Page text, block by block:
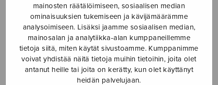
mainosten räätälöimiseen, sosiaalisen median
ominaisuuksien tukemiseen ja kävijämäärämme
analysoimiseen. Lisäksi jaamme sosiaalisen median,
mainosalan ja analytiikka-alan kumppaneillemme
tietoja siitä, miten käytät sivustoamme. Kumppanimme
voivat yhdistää näitä tietoja muihin tietoihin, joita olet
antanut heille tai joita on kerätty, kun olet käyttänyt
heidän palvelujaan.
SOITINKOULUT JA OPPAAT
SOITINMUSIIKKI
YKSINLAULU